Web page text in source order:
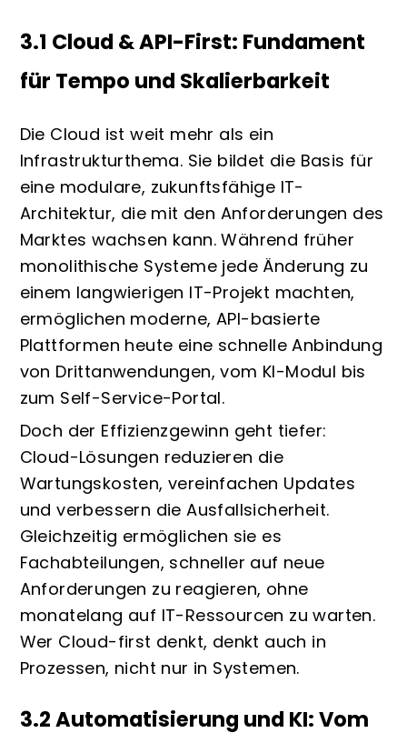
3.1 Cloud & API-First: Fundament
für Tempo und Skalierbarkeit
Die Cloud ist weit mehr als ein
Infrastrukturthema. Sie bildet die Basis für
eine modulare, zukunftsfähige IT-
Architektur, die mit den Anforderungen des
Marktes wachsen kann. Während früher
monolithische Systeme jede Änderung zu
einem langwierigen IT-Projekt machten,
ermöglichen moderne, API-basierte
Plattformen heute eine schnelle Anbindung
von Drittanwendungen, vom KI-Modul bis
zum Self-Service-Portal.
Doch der Effizienzgewinn geht tiefer:
Cloud-Lösungen reduzieren die
Wartungskosten, vereinfachen Updates
und verbessern die Ausfallsicherheit.
Gleichzeitig ermöglichen sie es
Fachabteilungen, schneller auf neue
Anforderungen zu reagieren, ohne
monatelang auf IT-Ressourcen zu warten.
Wer Cloud-first denkt, denkt auch in
Prozessen, nicht nur in Systemen.
3.2 Automatisierung und KI: Vom